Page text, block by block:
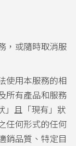
，或隨時取消服
使用本服務的相
所有產品和服務
」且「現有」狀
任何形式的任何
銷品質、特定目